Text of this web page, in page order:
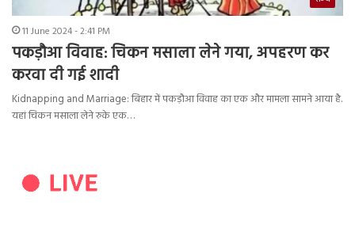
11 June 2024 - 2:41 PM
पकड़ौआ विवाह: चिकन मसाला लेने गया, अपहरण कर
करवा दी गई शादी
Kidnapping and Marriage: बिहार में पकड़ौआ विवाह का एक और मामला सामने आया है.
यहां चिकन मसाला लेने रुके एक…